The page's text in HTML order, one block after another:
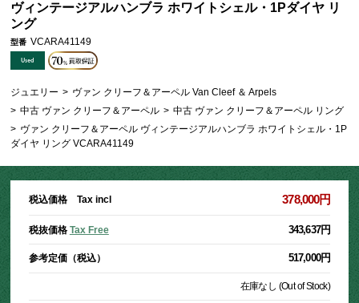
ヴィンテージアルハンブラ ホワイトシェル・1Pダイヤ リ
ング
型番 VCARA41149
ジュエリー > ヴァン クリーフ＆アーペル Van Cleef ＆ Arpels
> 中古 ヴァン クリーフ＆アーペル > 中古 ヴァン クリーフ＆アーペル リング
> ヴァン クリーフ＆アーペル ヴィンテージアルハンブラ ホワイトシェル・1P
ダイヤ リング VCARA41149
税込価格 Tax incl 378,000円
税抜価格 Tax Free 343,637円
参考定価（税込） 517,000円
在庫なし (Out of Stock)